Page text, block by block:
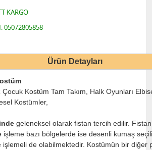
KARGO
05072805858
Ürün Detayları
Çocuk Kostüm Tam Takım, Halk Oyunları
Kostümler,
geleneksel olarak fistan tercih edilir.
işleme bazı bölgelerde ise desenli kumaş
işlemeli de olabilmektedir. Kostümün bir diğer